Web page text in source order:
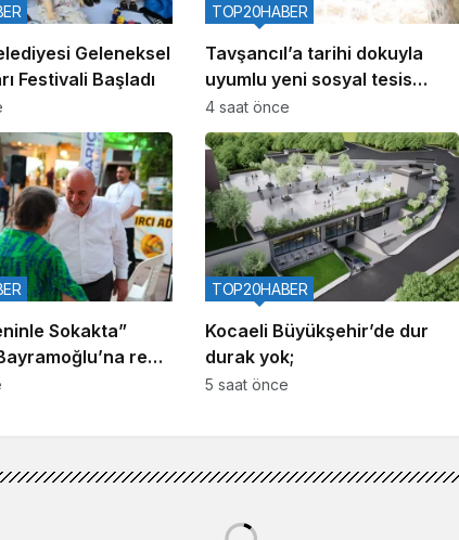
Geleneksel
Festivali Başladı
Tavşancıl’a tarihi dokuyla
uyumlu yeni sosyal tesis
geliyor
TOP20HABER
4 saat önce
Sokakta”
renk
Kocaeli Büyükşehir’de dur
durak yok;
TOP20HABER
5 saat önce